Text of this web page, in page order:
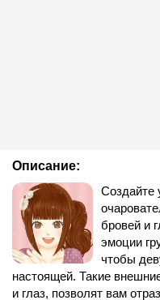
Описание:
Создайте
бровей и
эмоции
чтобы
настоящей. Такие
и глаз, позволят вам